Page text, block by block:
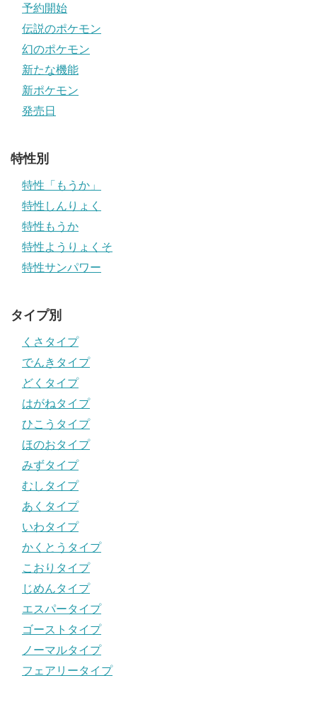
予約開始
伝説のポケモン
幻のポケモン
新たな機能
新ポケモン
発売日
特性別
特性「もうか」
特性しんりょく
特性もうか
特性ようりょくそ
特性サンパワー
タイプ別
くさタイプ
でんきタイプ
どくタイプ
はがねタイプ
ひこうタイプ
ほのおタイプ
みずタイプ
むしタイプ
あくタイプ
いわタイプ
かくとうタイプ
こおりタイプ
じめんタイプ
エスパータイプ
ゴーストタイプ
ノーマルタイプ
フェアリータイプ